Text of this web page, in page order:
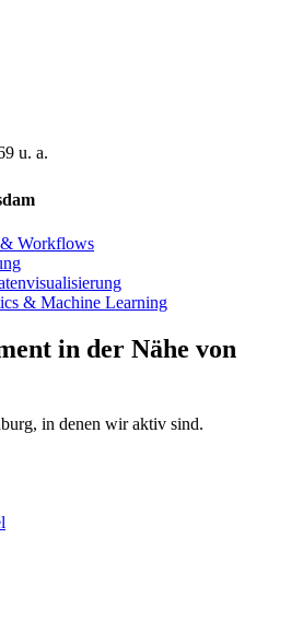
u. a.
Workflows
& Machine Learning
in der Nähe von
, in denen wir aktiv sind.